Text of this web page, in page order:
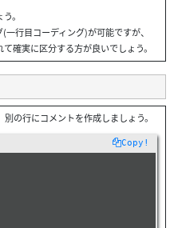
。
行目コーディング)が可能ですが、
確実に区分する方が良いでしょう。
の行にコメントを作成しましょう。
Copy!